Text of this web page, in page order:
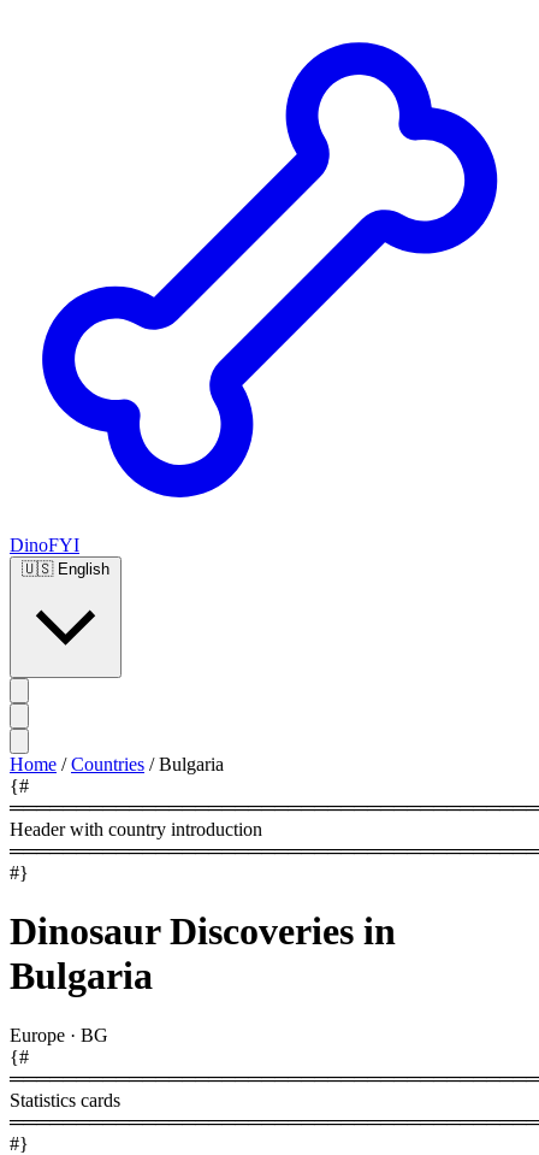
DinoFYI
🇺🇸 English
Home / Countries / Bulgaria
{#
Header with country introduction
#}
Dinosaur Discoveries in
Bulgaria
Europe · BG
{#
Statistics cards
#}